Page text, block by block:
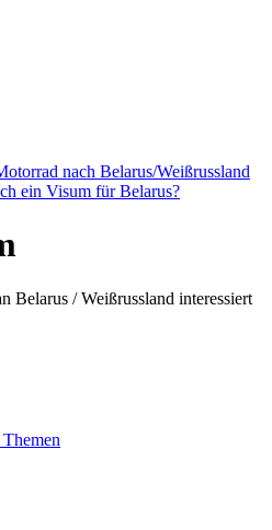
nach Belarus/Weißrussland
ein Visum für Belarus?
Belarus / Weißrussland interessiert